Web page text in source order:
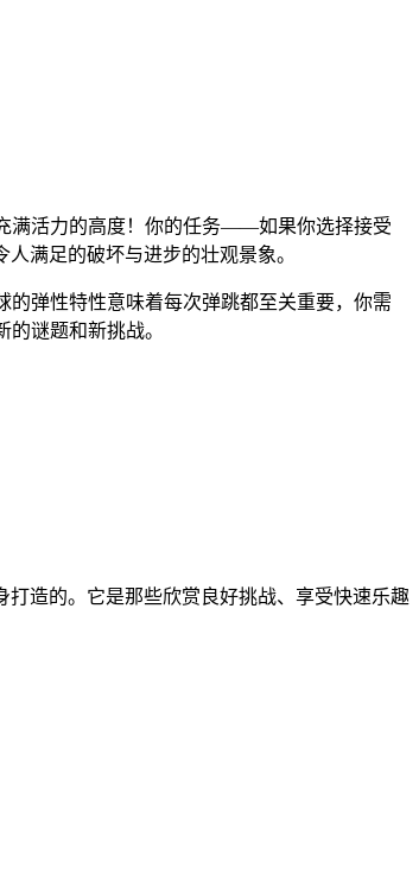
满活力的高度！你的任务——如果你选择接受
满足的破坏与进步的壮观景象。
弹性特性意味着每次弹跳都至关重要，你需
谜题和新挑战。
造的。它是那些欣赏良好挑战、享受快速乐趣